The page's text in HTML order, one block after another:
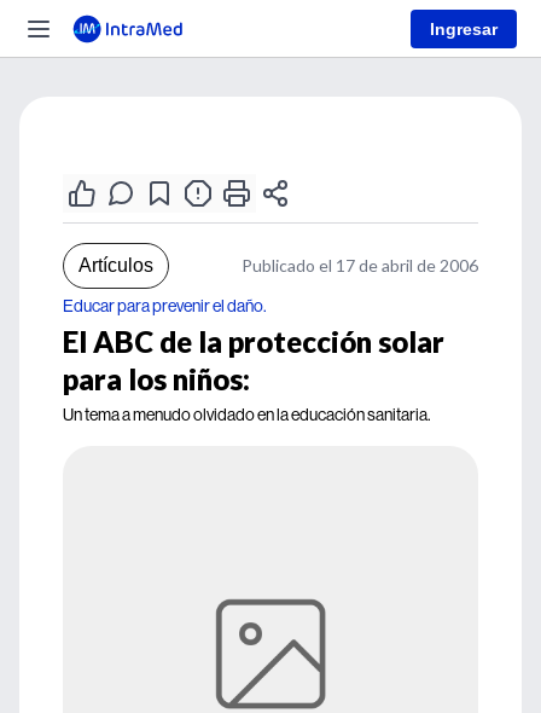
Ingresar
Artículos Publicado el 17 de abril de 2006
Educar para prevenir el daño.
El ABC de la protección solar
para los niños:
Un tema a menudo olvidado en la educación sanitaria.